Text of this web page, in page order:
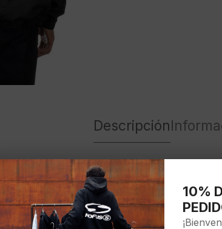
Descripción
Chaqueta»M H1 QZIP 2984 LASRAI
Talla: S
10%